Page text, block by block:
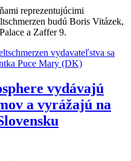
reprezentujúcimi
budú Boris Vitázek,
a Zaffer 9.
vydavateľstva sa
Puce Mary (DK)
vydávajú
a vyrážajú na